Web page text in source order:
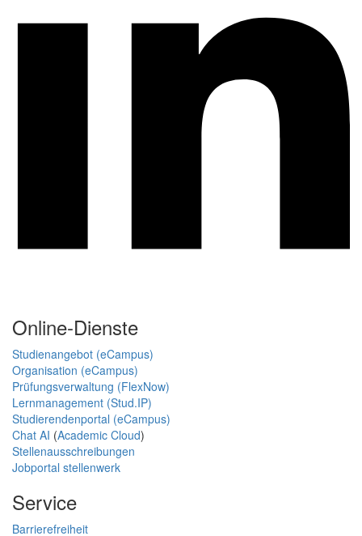
Online-Dienste
Studienangebot (eCampus)
Organisation (eCampus)
Prüfungsverwaltung (FlexNow)
Lernmanagement (Stud.IP)
Studierendenportal (eCampus)
Chat AI (Academic Cloud)
Stellenausschreibungen
Jobportal stellenwerk
Service
Barrierefreiheit